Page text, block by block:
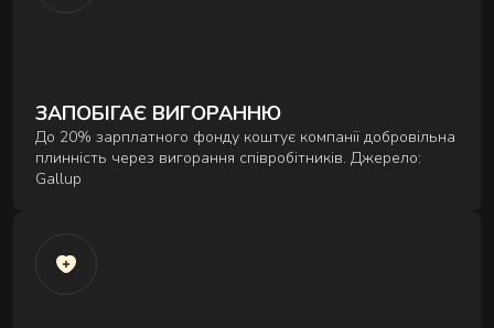
ЗАПОБІГАЄ ВИГОРАННЮ
До 20% зарплатного фонду коштує компанії добровільна
плинність через вигорання співробітників. Джерело:
Gallup
розслаблюють затиснуті м'язи й повертають
обличчю чіткий контур - без ін'єкцій і препаратів.